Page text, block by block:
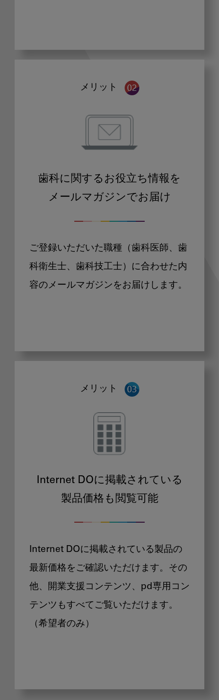
メリット
歯科に関するお役立ち情報を
メールマガジンでお届け
ご登録いただいた職種（歯科医師、歯
科衛生士、歯科技工士）に合わせた内
容のメールマガジンをお届けします。
メリット
Internet DOに掲載されている
製品価格も閲覧可能
Internet DOに掲載されている製品の
最新価格をご確認いただけます。その
他、開業支援コンテンツ、pd専用コン
テンツもすべてご覧いただけます。
（希望者のみ）